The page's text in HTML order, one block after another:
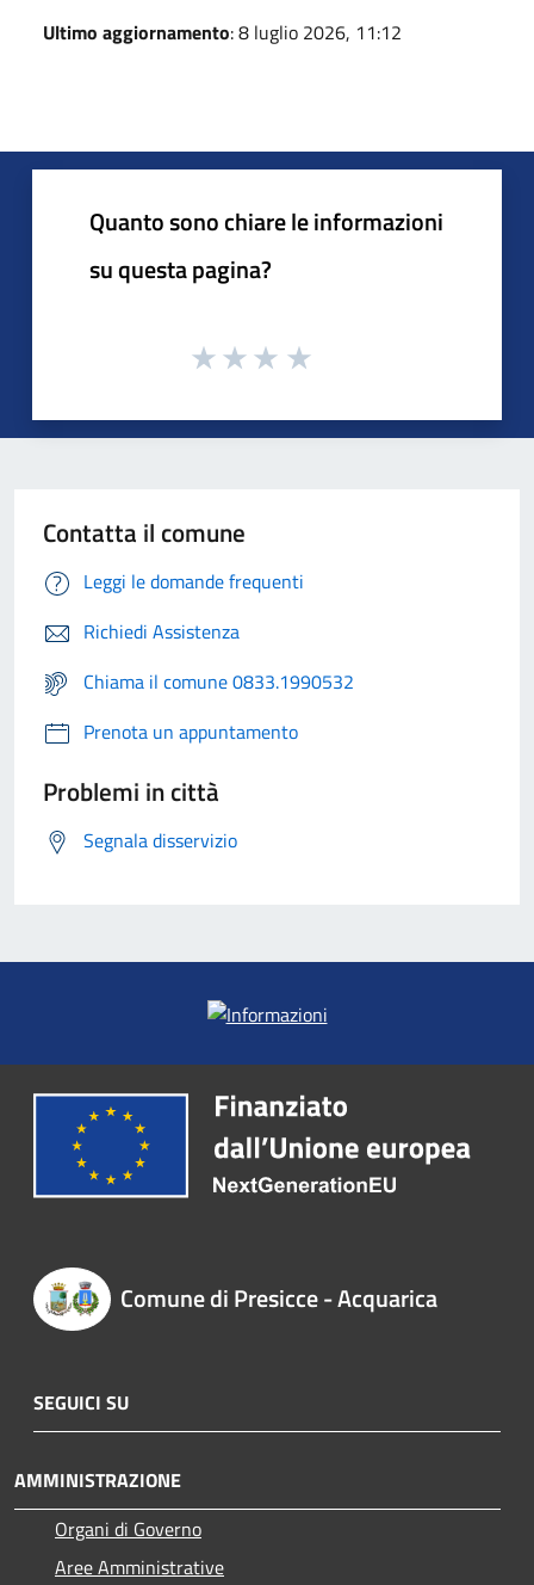
Ultimo aggiornamento: 8 luglio 2026, 11:12
Quanto sono chiare le informazioni
su questa pagina?
Contatta il comune
Leggi le domande frequenti
Richiedi Assistenza
Chiama il comune 0833.1990532
Prenota un appuntamento
Problemi in città
Segnala disservizio
Comune di Presicce - Acquarica
SEGUICI SU
AMMINISTRAZIONE
Organi di Governo
Aree Amministrative